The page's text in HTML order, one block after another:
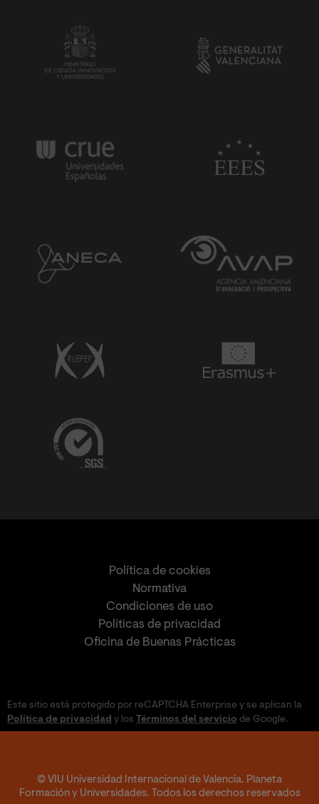
Política de cookies
Normativa
Condiciones de uso
Políticas de privacidad
Oficina de Buenas Prácticas
Este sitio está protegido por reCAPTCHA Enterprise y se aplican la
Política de privacidad y los Términos del servicio de Google.
© VIU Universidad Internacional de Valencia. Planeta
Formación y Universidades. Todos los derechos reservados